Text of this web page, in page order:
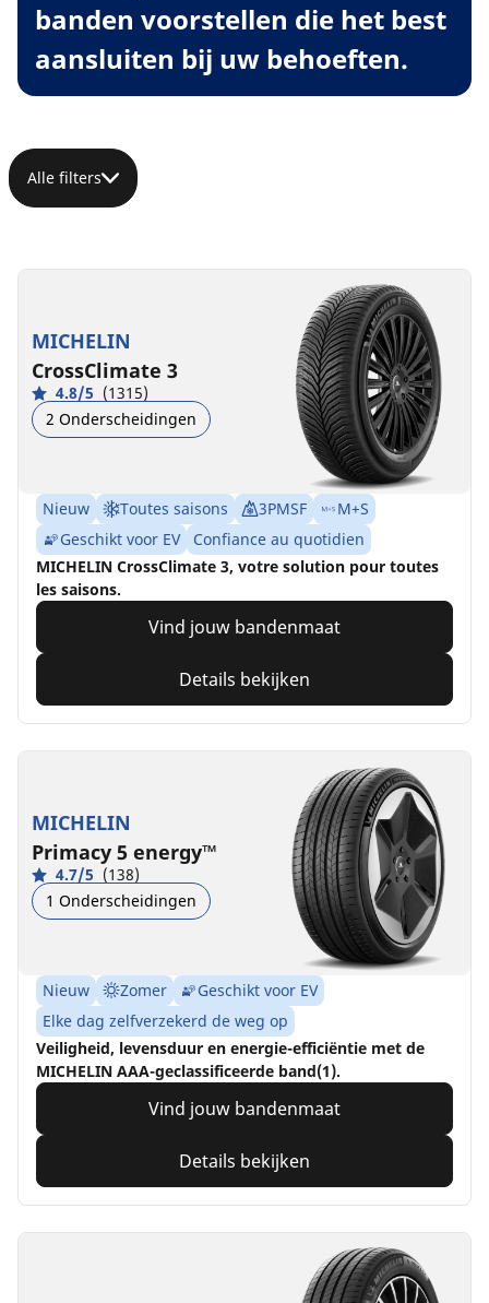
banden voorstellen die het best
aansluiten bij uw behoeften.
Alle filters
MICHELIN
CrossClimate 3
4.8/5 (1315)
2 Onderscheidingen
Nieuw Toutes saisons 3PMSF
M+S
Geschikt voor EV
Confiance au quotidien
MICHELIN CrossClimate 3, votre solution pour toutes
les saisons.
Vind jouw bandenmaat
Details bekijken
MICHELIN
Primacy 5 energy™
4.7/5 (138)
1 Onderscheidingen
Nieuw Zomer
Geschikt voor EV
Elke dag zelfverzekerd de weg op
Veiligheid, levensduur en energie-efficiëntie met de
MICHELIN AAA-geclassificeerde band(1).
Vind jouw bandenmaat
Details bekijken